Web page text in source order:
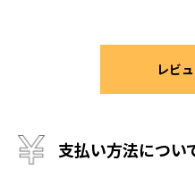
レビ
支払い方法につい